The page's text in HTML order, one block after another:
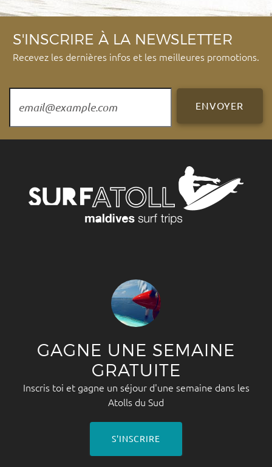
S'INSCRIRE À LA NEWSLETTER
Recevez les dernières infos et les meilleures promotions.
GAGNE UNE SEMAINE
GRATUITE
Inscris toi et gagne un séjour d'une semaine dans les
Atolls du Sud
S'INSCRIRE